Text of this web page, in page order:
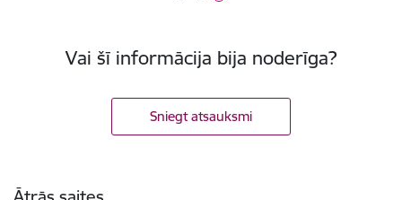
Vai šī informācija bija noderīga?
Sniegt atsauksmi